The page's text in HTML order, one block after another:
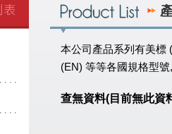
本公司產品系列有美標
(EN) 等等各國規格型
查無資料(目前無此資